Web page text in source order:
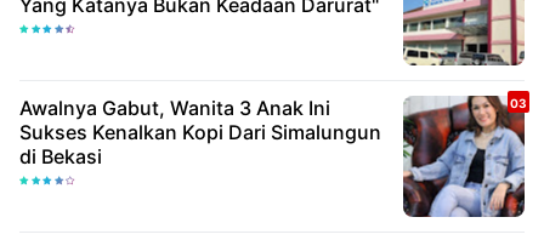
Awalnya Gabut, Wanita 3 Anak Ini
Sukses Kenalkan Kopi Dari Simalungun
di Bekasi